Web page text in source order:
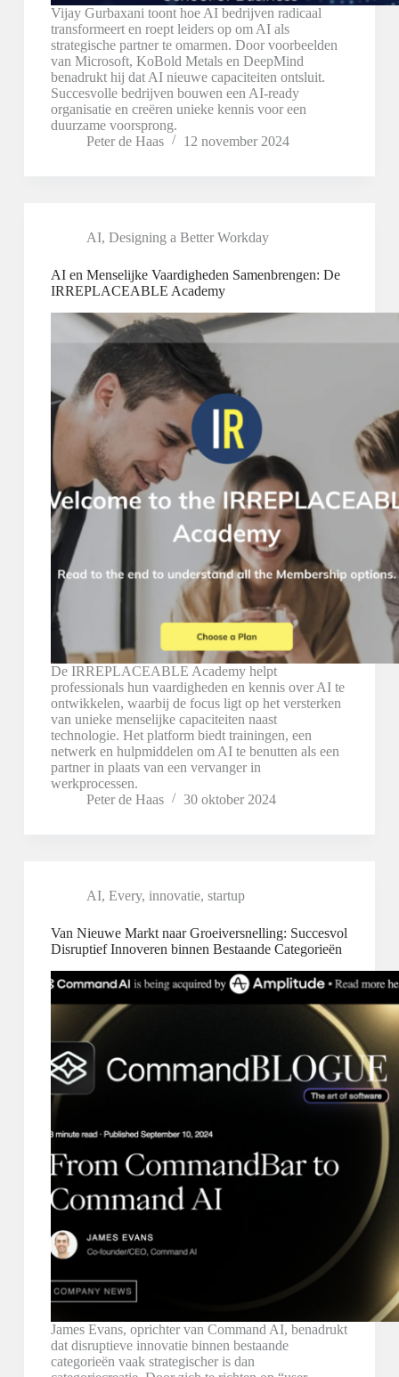
Vijay Gurbaxani toont hoe AI bedrijven radicaal
transformeert en roept leiders op om AI als
strategische partner te omarmen. Door voorbeelden
van Microsoft, KoBold Metals en DeepMind
benadrukt hij dat AI nieuwe capaciteiten ontsluit.
Succesvolle bedrijven bouwen een AI-ready
organisatie en creëren unieke kennis voor een
duurzame voorsprong.
Peter de Haas
12 november 2024
AI, Designing a Better Workday
AI en Menselijke Vaardigheden Samenbrengen: De
IRREPLACEABLE Academy
De IRREPLACEABLE Academy helpt
professionals hun vaardigheden en kennis over AI te
ontwikkelen, waarbij de focus ligt op het versterken
van unieke menselijke capaciteiten naast
technologie. Het platform biedt trainingen, een
netwerk en hulpmiddelen om AI te benutten als een
partner in plaats van een vervanger in
werkprocessen.
Peter de Haas
30 oktober 2024
AI, Every, innovatie, startup
Van Nieuwe Markt naar Groeiversnelling: Succesvol
Disruptief Innoveren binnen Bestaande Categorieën
James Evans, oprichter van Command AI, benadrukt
dat disruptieve innovatie binnen bestaande
categorieën vaak strategischer is dan